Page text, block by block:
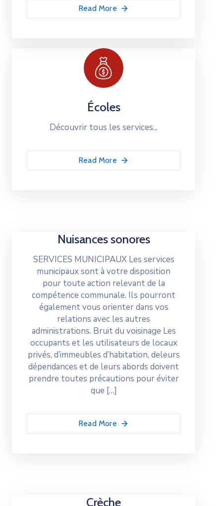
Read More
Écoles
Découvrir tous les services...
Read More
Nuisances sonores
SERVICES MUNICIPAUX Les services
municipaux sont à votre disposition
pour toute action relevant de la
compétence communale. Ils pourront
également vous orienter dans vos
relations avec les autres
administrations. Bruit du voisinage Les
occupants et les utilisateurs de locaux
privés, d’immeubles d’habitation, deleurs
dépendances et de leurs abords doivent
prendre toutes précautions pour éviter
que […]
Read More
Crèche